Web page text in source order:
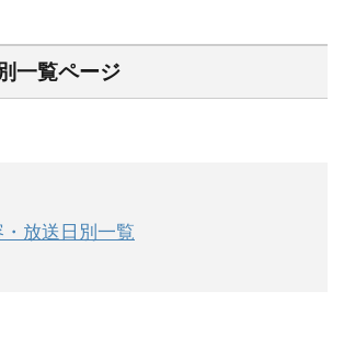
一覧ページ
放送日別一覧